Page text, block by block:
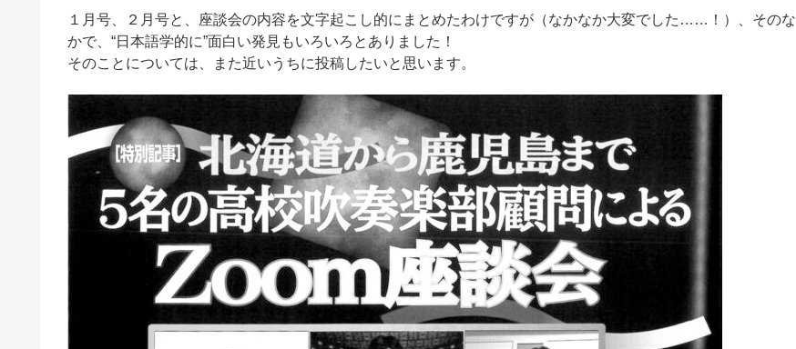
１月号、２月号と、座談会の内容を文字起こし的にまとめたわけですが（なかなか大変でした……！）、そのな
かで、“日本語学的に”面白い発見もいろいろとありました！
そのことについては、また近いうちに投稿したいと思います。